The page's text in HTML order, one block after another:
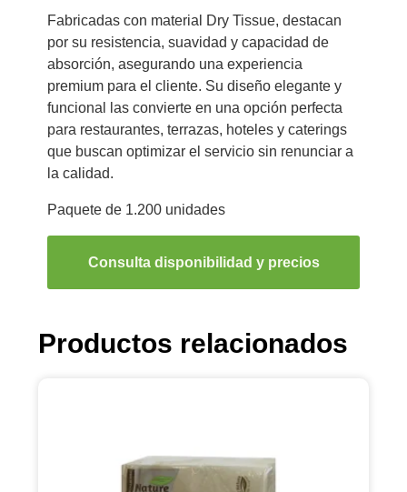
Fabricadas con material Dry Tissue, destacan
por su resistencia, suavidad y capacidad de
absorción, asegurando una experiencia
premium para el cliente. Su diseño elegante y
funcional las convierte en una opción perfecta
para restaurantes, terrazas, hoteles y caterings
que buscan optimizar el servicio sin renunciar a
la calidad.
Paquete de 1.200 unidades
Consulta disponibilidad y precios
Productos relacionados